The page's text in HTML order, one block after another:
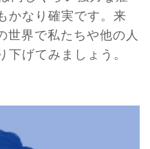
かなり確実です。来
世界で私たちや他の人
げてみましょう。